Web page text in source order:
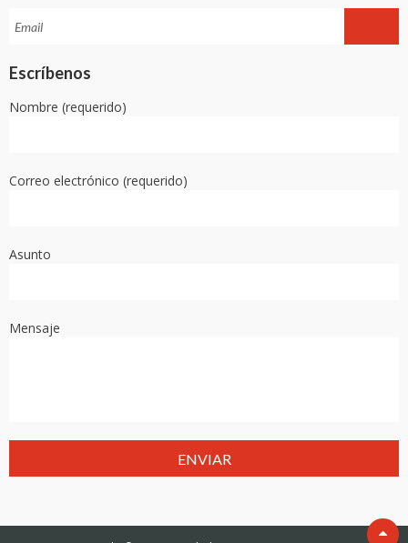
Escríbenos
Nombre (requerido)
Correo electrónico (requerido)
Asunto
Mensaje